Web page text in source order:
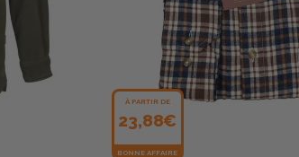
À PARTIR DE
23,88€
BONNE AFFAIRE